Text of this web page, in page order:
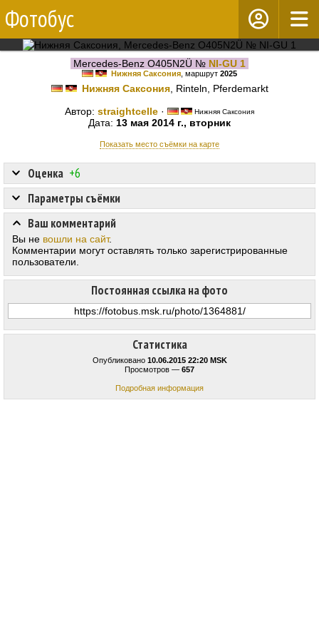
Фотобус
Mercedes-Benz O405N2Ü № NI-GU 1
Нижняя Саксония , маршрут 2025
Нижняя Саксония, Rinteln, Pferdemarkt
Автор: straightcelle · Нижняя Саксония
Дата: 13 мая 2014 г., вторник
Показать место съёмки на карте
Статистика
Опубликовано 10.06.2015 22:20 MSK
Просмотров — 657
Подробная информация
Оценка +6
Постоянная ссылка на фото
Параметры съёмки
Ваш комментарий
Вы не вошли на сайт.
Комментарии могут оставлять только зарегистрированные
пользователи.